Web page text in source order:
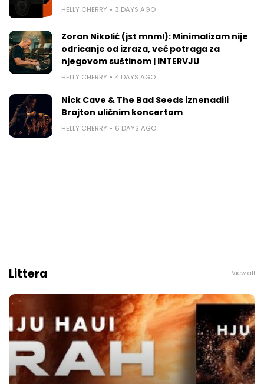
HELLY CHERRY 3 DAYS AGO
Zoran Nikolić (jst mnml): Minimalizam nije
odricanje od izraza, već potraga za
njegovom suštinom | INTERVJU
HELLY CHERRY 4 DAYS AGO
Nick Cave & The Bad Seeds iznenadili
Brajton uličnim koncertom
HELLY CHERRY 6 DAYS AGO
Littera View all